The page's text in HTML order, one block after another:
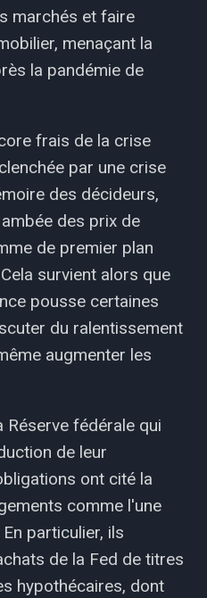
marchés et faire
menaçant la
la pandémie de
frais de la crise
par une crise
des décideurs,
des prix de
de premier plan
survient alors que
pousse certaines
du ralentissement
augmenter les
Réserve fédérale qui
de leur
ont cité la
comme l'une
particulier, ils
de la Fed de titres
hypothécaires, dont